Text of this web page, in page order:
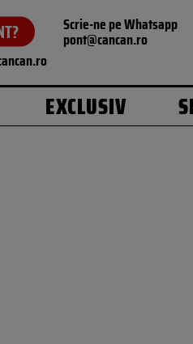
Scrie-ne pe Whatsapp
pont@cancan.ro
EXCLUSIV